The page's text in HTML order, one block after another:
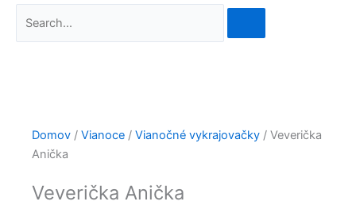
Domov / Vianoce / Vianočné vykrajovačky / Veverička
Anička
Veverička Anička